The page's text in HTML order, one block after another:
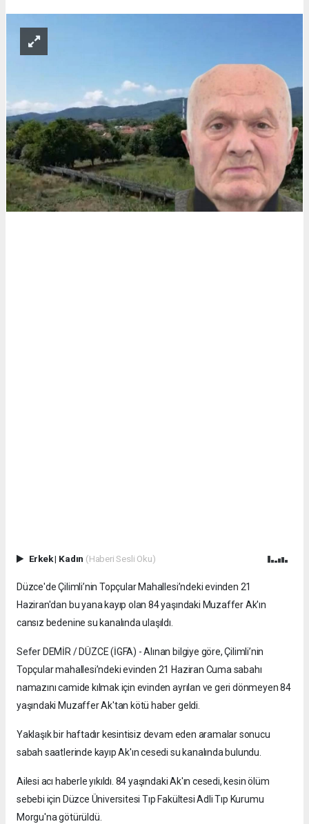
Erkek| Kadın (Haberi Sesli Oku)
Düzce'de Çilimli’nin Topçular Mahallesi’ndeki evinden 21
Haziran'dan bu yana kayıp olan 84 yaşındaki Muzaffer Ak'ın
cansız bedenine su kanalında ulaşıldı.
Sefer DEMİR / DÜZCE (İGFA) - Alınan bilgiye göre, Çilimli’nin
Topçular mahallesi’ndeki evinden 21 Haziran Cuma sabahı
namazını camide kılmak için evinden ayrılan ve geri dönmeyen 84
yaşındaki Muzaffer Ak'tan kötü haber geldi.
Yaklaşık bir haftadır kesintisiz devam eden aramalar sonucu
sabah saatlerinde kayıp Ak'ın cesedi su kanalında bulundu.
Ailesi acı haberle yıkıldı. 84 yaşındaki Ak'ın cesedi, kesin ölüm
sebebi için Düzce Üniversitesi Tıp Fakültesi Adli Tıp Kurumu
Morgu'na götürüldü.